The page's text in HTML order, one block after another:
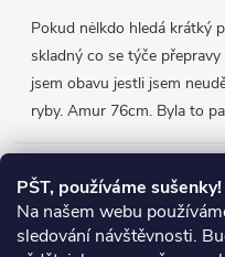
PŠT, používáme sušenky!
Na našem webu
sledování návštěvnosti.
Pokud nėlkdo hledá krátký
skladný co se týče
jsem obavu jestli jsem
ryby. Amur 76cm. Byla to
Přijímáme online platby